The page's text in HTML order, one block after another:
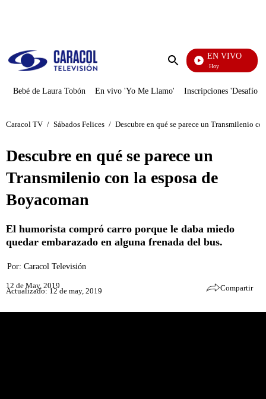
Enviar
EN VIVO
La Finca De Hoy
Bebé de Laura Tobón En vivo 'Yo Me Llamo' Inscripciones 'Desafío'
Caracol TV / Sábados Felices / Descubre en qué se parece un Transmilenio
Descubre en qué se parece un
Transmilenio con la esposa de
Boyacoman
El humorista compró carro porque le daba miedo
quedar embarazado en alguna frenada del bus.
Por: Caracol Televisión
12 de May, 2019
Actualizado: 12 de may, 2019 Compartir